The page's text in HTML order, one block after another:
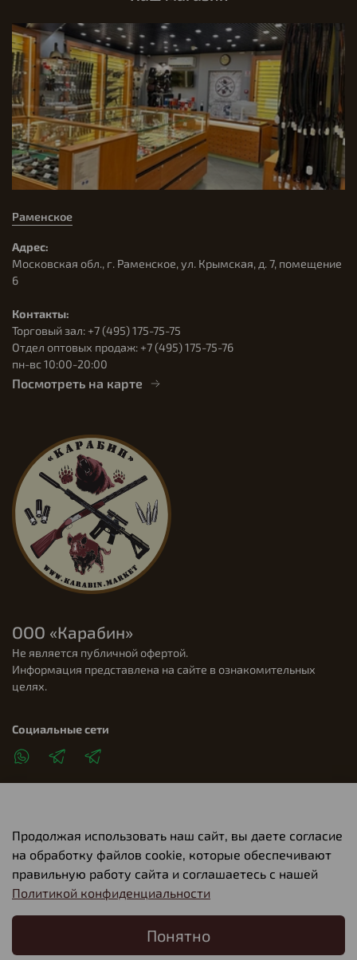
Раменское
Адрес:
Московская обл., г. Раменское, ул. Крымская, д. 7, помещение
6
Контакты:
Торговый зал: +7 (495) 175-75-75
Отдел оптовых продаж: +7 (495) 175-75-76
пн-вс 10:00-20:00
Посмотреть на карте
Клиентам
О компании
ООО «Карабин»
Не является публичной офертой.
Информация представлена на сайте в ознакомительных
целях.
Социальные сети
Продолжая использовать наш сайт, вы даете согласие
на обработку файлов cookie, которые обеспечивают
правильную работу сайта и соглашаетесь с нашей
Политикой конфиденциальности
Понятно